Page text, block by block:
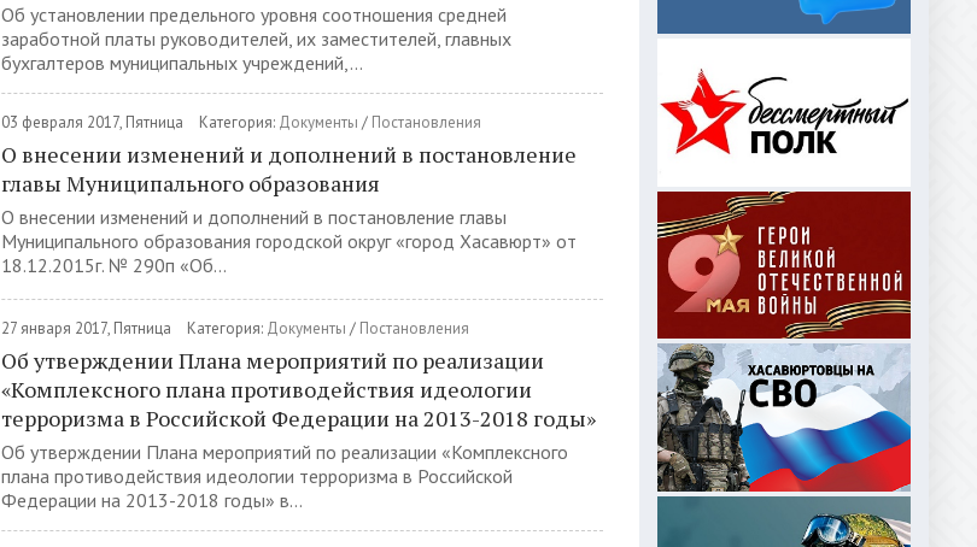
Об установлении предельного уровня соотношения средней
заработной платы руководителей, их заместителей, главных
бухгалтеров муниципальных учреждений,...
03 февраля 2017, Пятница Категория: Документы / Постановления
О внесении изменений и дополнений в постановление
главы Муниципального образования
О внесении изменений и дополнений в постановление главы
Муниципального образования городской округ «город Хасавюрт» от
18.12.2015г. № 290п «Об...
27 января 2017, Пятница Категория: Документы / Постановления
Об утверждении Плана мероприятий по реализации
«Комплексного плана противодействия идеологии
терроризма в Российской Федерации на 2013-2018 годы»
Об утверждении Плана мероприятий по реализации «Комплексного
плана противодействия идеологии терроризма в Российской
Федерации на 2013-2018 годы» в...